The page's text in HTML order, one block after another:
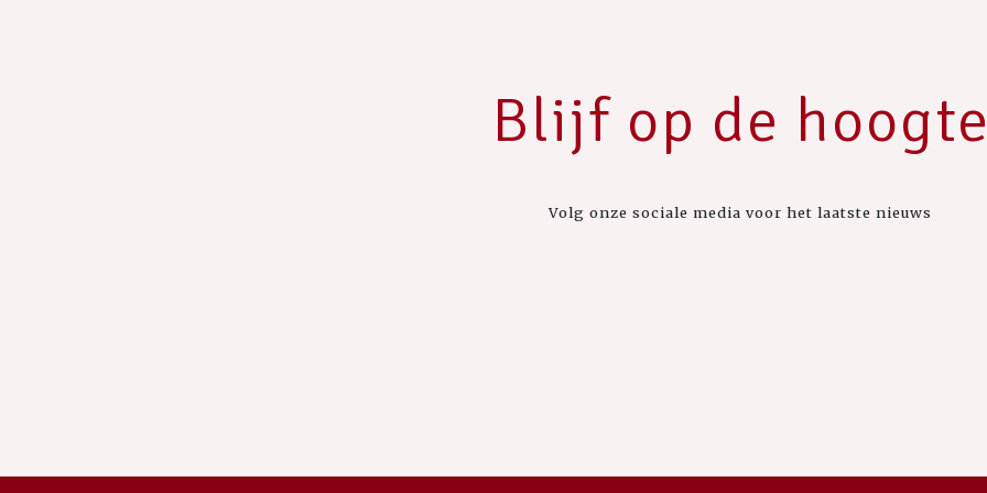
Blijf op de
Volg onze sociale media voor het laatste nieuws